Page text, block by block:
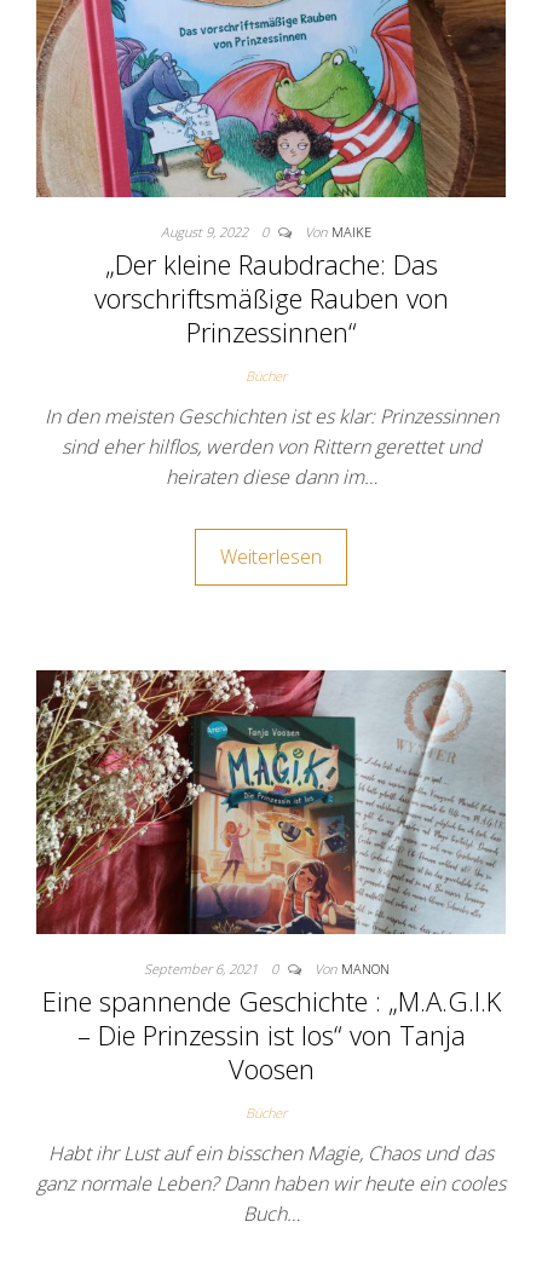
August 9, 2022 0 Von MAIKE
„Der kleine Raubdrache: Das
vorschriftsmäßige Rauben von
Prinzessinnen“
Bücher
In den meisten Geschichten ist es klar: Prinzessinnen
sind eher hilflos, werden von Rittern gerettet und
heiraten diese dann im…
Weiterlesen
September 6, 2021 0 Von MANON
Eine spannende Geschichte : „M.A.G.I.K
– Die Prinzessin ist los“ von Tanja
Voosen
Bücher
Habt ihr Lust auf ein bisschen Magie, Chaos und das
ganz normale Leben? Dann haben wir heute ein cooles
Buch…